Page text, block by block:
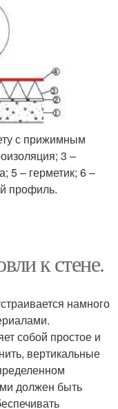
с прижимным
3 –
5 – герметик; 6 –
профиль.
к стене.
намного
собой простое и
вертикальные
должен быть